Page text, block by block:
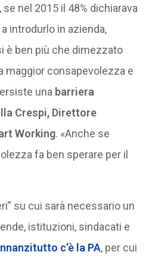
nel 2015 il 48% dichiarava
introdurlo in azienda,
è ben più che dimezzato
maggior consapevolezza e
una barriera
Crespi, Direttore
Working. «Anche se
fa ben sperare per il
su cui sarà necessario un
istituzioni, sindacati e
c’è la PA, per cui